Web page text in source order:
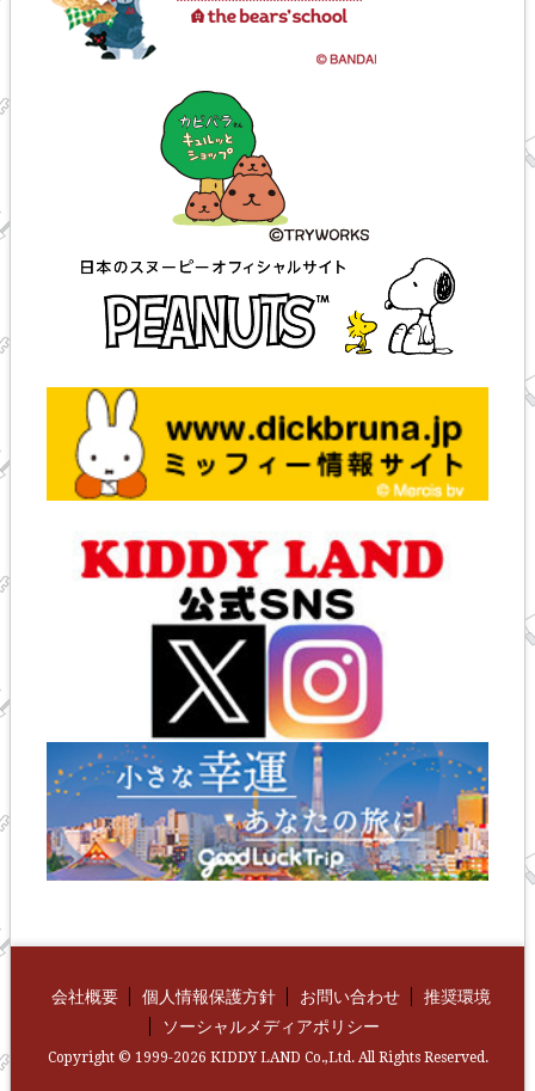
会社概要 個人情報保護方針 お問い合わせ
推奨環境
ソーシャルメディアポリシー
Copyright © 1999-2026 KIDDY LAND Co.,Ltd. All Rights Reserved.